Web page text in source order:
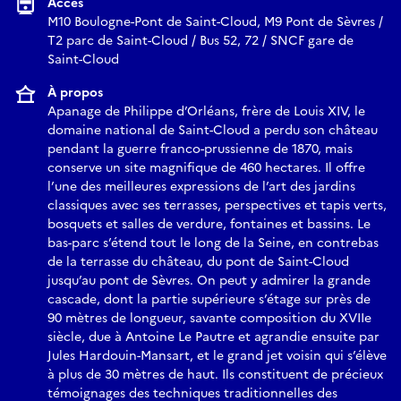
M10 Boulogne-Pont de Saint-Cloud, M9 Pont de Sèvres /
T2 parc de Saint-Cloud / Bus 52, 72 / SNCF gare de
Saint-Cloud
À propos
Apanage de Philippe d’Orléans, frère de Louis XIV, le
domaine national de Saint-Cloud a perdu son château
pendant la guerre franco-prussienne de 1870, mais
conserve un site magnifique de 460 hectares. Il offre
l’une des meilleures expressions de l’art des jardins
classiques avec ses terrasses, perspectives et tapis verts,
bosquets et salles de verdure, fontaines et bassins. Le
bas-parc s’étend tout le long de la Seine, en contrebas
de la terrasse du château, du pont de Saint-Cloud
jusqu’au pont de Sèvres. On peut y admirer la grande
cascade, dont la partie supérieure s’étage sur près de
90 mètres de longueur, savante composition du XVIIe
siècle, due à Antoine Le Pautre et agrandie ensuite par
Jules Hardouin-Mansart, et le grand jet voisin qui s’élève
à plus de 30 mètres de haut. Ils constituent de précieux
témoignages des techniques traditionnelles des